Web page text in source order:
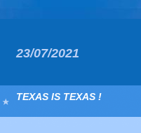
23/07/2021
TEXAS IS TEXAS !